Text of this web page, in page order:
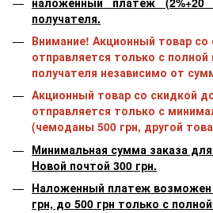
получателя.
Внимание! Акционный товар со
отправляется только с
получателя независимо от
Акционный товар со скидкой
отправляется только с
(чемоданы 500 грн, другой
Минимальная сумма заказа
Новой почтой 300 грн.
Наложенный платеж возможен
грн, до 500 грн только с